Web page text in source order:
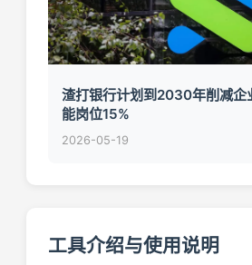
渣打银行计划到2030年削减企
能岗位15%
2026-05-19
工具介绍与使用说明